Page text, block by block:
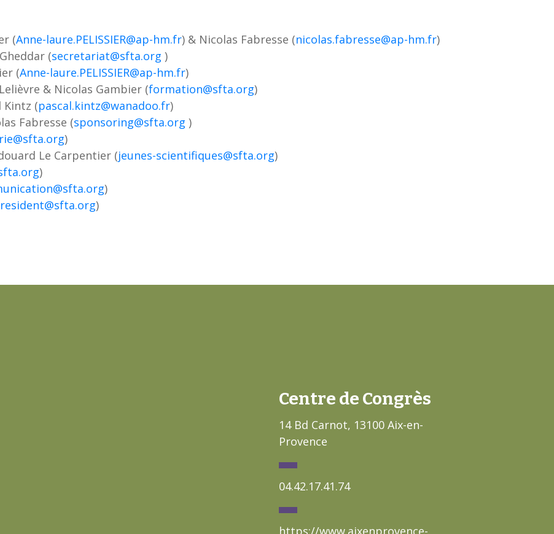
(Anne-laure.PELISSIER@ap-hm.fr) & Nicolas Fabresse (nicolas.fabresse@ap-hm.fr)
(secretariat@sfta.org )
(Anne-laure.PELISSIER@ap-hm.fr)
& Nicolas Gambier (formation@sfta.org)
Kintz (pascal.kintz@wanadoo.fr)
Fabresse (sponsoring@sfta.org )
)
Le Carpentier (jeunes-scientifiques@sfta.org)
)
)
)
Centre de Congrès
14 Bd Carnot, 13100 Aix-en-
Provence
04.42.17.41.74
https://www.aixenprovence-